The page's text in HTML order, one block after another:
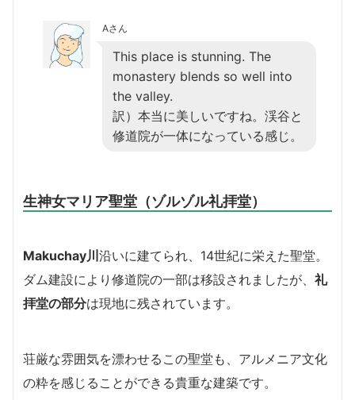
Aさん
This place is stunning. The
monastery blends so well into
the valley.
訳）本当に美しいですね。渓谷と
修道院が一体になっている感じ。
生神女マリア聖堂（ゾルゾル礼拝堂）
Makuchay川 沿いに建てられ、14世紀に栄えた聖堂。
ダム建設により修道院の一部は移設されましたが、 礼
拝堂の部分は現地に残されています。
荘厳な雰囲気を漂わせるこの聖堂も、アルメニア文化
の粋を感じることができる貴重な建築です。